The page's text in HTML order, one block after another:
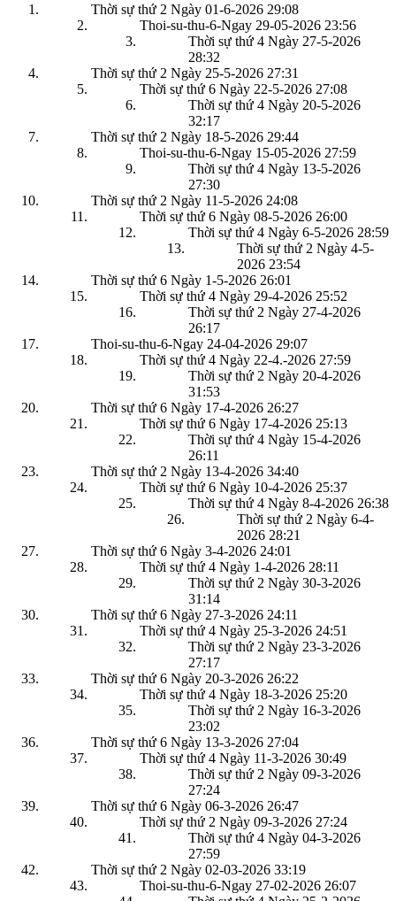
Thời sự thứ 2 Ngày 01-6-2026 29:08
Thoi-su-thu-6-Ngay 29-05-2026 23:56
Thời sự thứ 4 Ngày 27-5-2026
28:32
Thời sự thứ 2 Ngày 25-5-2026 27:31
Thời sự thứ 6 Ngày 22-5-2026 27:08
Thời sự thứ 4 Ngày 20-5-2026
32:17
Thời sự thứ 2 Ngày 18-5-2026 29:44
Thoi-su-thu-6-Ngay 15-05-2026 27:59
Thời sự thứ 4 Ngày 13-5-2026
27:30
Thời sự thứ 2 Ngày 11-5-2026 24:08
Thời sự thứ 6 Ngày 08-5-2026 26:00
Thời sự thứ 4 Ngày 6-5-2026 28:59
Thời sự thứ 2 Ngày 4-5-
2026 23:54
Thời sự thứ 6 Ngày 1-5-2026 26:01
Thời sự thứ 4 Ngày 29-4-2026 25:52
Thời sự thứ 2 Ngày 27-4-2026
26:17
Thoi-su-thu-6-Ngay 24-04-2026 29:07
Thời sự thứ 4 Ngày 22-4.-2026 27:59
Thời sự thứ 2 Ngày 20-4-2026
31:53
Thời sự thứ 6 Ngày 17-4-2026 26:27
Thời sự thứ 6 Ngày 17-4-2026 25:13
Thời sự thứ 4 Ngày 15-4-2026
26:11
Thời sự thứ 2 Ngày 13-4-2026 34:40
Thời sự thứ 6 Ngày 10-4-2026 25:37
Thời sự thứ 4 Ngày 8-4-2026 26:38
Thời sự thứ 2 Ngày 6-4-
2026 28:21
Thời sự thứ 6 Ngày 3-4-2026 24:01
Thời sự thứ 4 Ngày 1-4-2026 28:11
Thời sự thứ 2 Ngày 30-3-2026
31:14
Thời sự thứ 6 Ngày 27-3-2026 24:11
Thời sự thứ 4 Ngày 25-3-2026 24:51
Thời sự thứ 2 Ngày 23-3-2026
27:17
Thời sự thứ 6 Ngày 20-3-2026 26:22
Thời sự thứ 4 Ngày 18-3-2026 25:20
Thời sự thứ 2 Ngày 16-3-2026
23:02
Thời sự thứ 6 Ngày 13-3-2026 27:04
Thời sự thứ 4 Ngày 11-3-2026 30:49
Thời sự thứ 2 Ngày 09-3-2026
27:24
Thời sự thứ 6 Ngày 06-3-2026 26:47
Thời sự thứ 2 Ngày 09-3-2026 27:24
Thời sự thứ 4 Ngày 04-3-2026
27:59
Thời sự thứ 2 Ngày 02-03-2026 33:19
Thoi-su-thu-6-Ngay 27-02-2026 26:07